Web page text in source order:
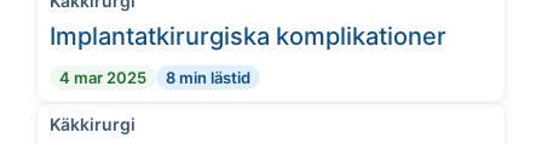
Implantatkirurgiska komplikationer
4 mar 2025 8 min lästid
Käkkirurgi